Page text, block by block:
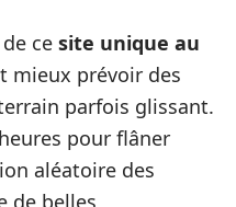
ce site unique au
mieux prévoir des
parfois glissant.
pour flâner
aléatoire des